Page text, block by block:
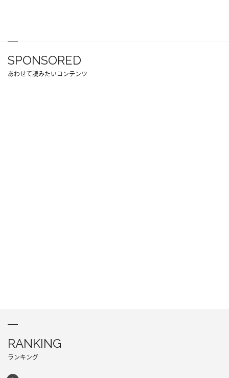
SPONSORED
あわせて読みたいコンテンツ
RANKING
ランキング